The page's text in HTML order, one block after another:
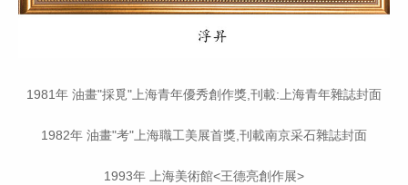
1981年 油畫"採覓"上海青年優秀創作獎,刊載:上海青年雜誌封面
1982年 油畫"考"上海職工美展首獎,刊載南京采石雜誌封面
1993年 上海美術館<王德亮創作展>